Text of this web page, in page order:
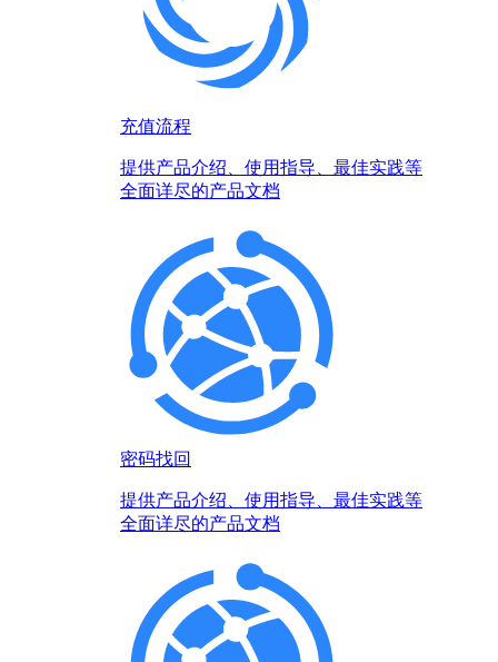
充值流程
提供产品介绍、使用指导、最佳实践等
全面详尽的产品文档
密码找回
提供产品介绍、使用指导、最佳实践等
全面详尽的产品文档